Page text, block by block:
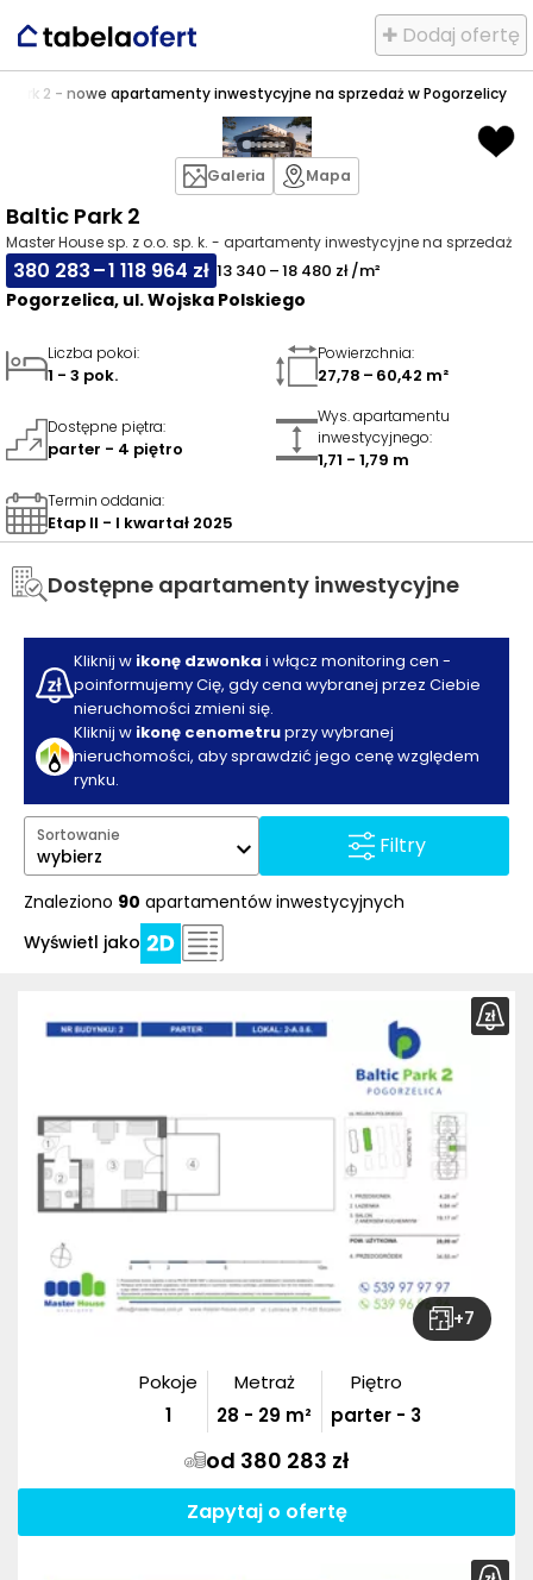
✚ Dodaj ofertę
Park 2 - nowe apartamenty inwestycyjne na sprzedaż w Pogorzelicy
Baltic Park 2
Master House sp. z o.o. sp. k. - apartamenty inwestycyjne na sprzedaż
380 283 – 1 118 964 zł 13 340 – 18 480 zł /m²
Pogorzelica, ul. Wojska Polskiego
Galeria Mapa
Liczba pokoi:
1 - 3 pok.
Powierzchnia:
27,78 – 60,42 m²
Dostępne piętra:
parter - 4 piętro
Wys. apartamentu
inwestycyjnego:
1,71 - 1,79 m
Termin oddania:
Etap II - I kwartał 2025
Dostępne apartamenty inwestycyjne
Kliknij w ikonę dzwonka i włącz monitoring cen -
poinformujemy Cię, gdy cena wybranej przez Ciebie
nieruchomości zmieni się.
Kliknij w ikonę cenometruprzy wybranej
nieruchomości, aby sprawdzić jego cenę względem
rynku.
Filtry
Sortowanie
wybierz
Znaleziono 90 apartamentów inwestycyjnych
Wyświetl jako
+7
Pokoje
1
Metraż
28 - 29 m²
Piętro
parter - 3
od 380 283 zł
Zapytaj o ofertę